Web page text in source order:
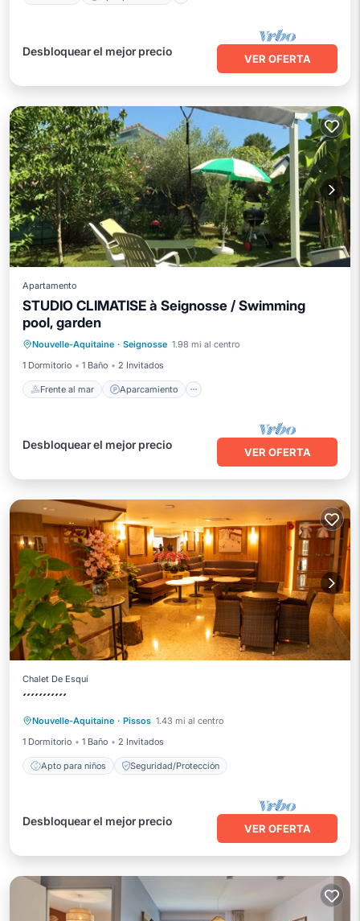
Desbloquear el mejor precio
VER OFERTA
Apartamento
STUDIO CLIMATISE à Seignosse / Swimming
pool, garden
Nouvelle-Aquitaine · Seignosse 1.98 mi al centro
1 Dormitorio
1 Baño 2 Invitados
Frente al mar Aparcamiento
Frente al mar
Vista al mar
Desbloquear el mejor precio
VER OFERTA
Chalet De Esquí
´´´´´´´´´´´
Nouvelle-Aquitaine · Pissos 1.43 mi al centro
1 Dormitorio
1 Baño 2 Invitados
Apto para niños Seguridad/Protección
Apto para niños Seguridad/Protección
Desbloquear el mejor precio
VER OFERTA